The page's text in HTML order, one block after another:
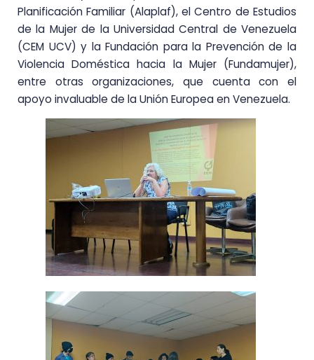
Planificación Familiar (Alaplaf), el Centro de Estudios
de la Mujer de la Universidad Central de Venezuela
(CEM UCV) y la Fundación para la Prevención de la
Violencia Doméstica hacia la Mujer (Fundamujer),
entre otras organizaciones, que cuenta con el
apoyo invaluable de la Unión Europea en Venezuela.